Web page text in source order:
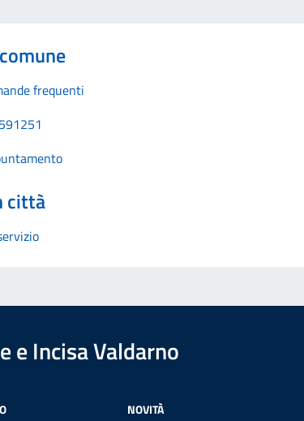
frequenti
città
e Incisa Valdarno
NOVITÀ